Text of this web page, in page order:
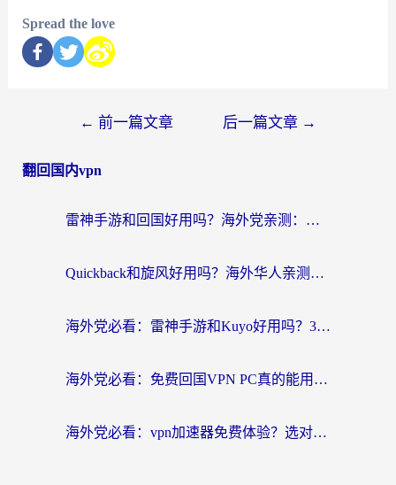
Spread the love
← 前一篇文章 后一篇文章 →
翻回国内vpn
雷神手游和回国好用吗？海外党亲测：选对加速器才能无缝刷剧打游戏
Quickback和旋风好用吗？海外华人亲测：选对回国加速器才能无缝看央视5
海外党必看：雷神手游和Kuyo好用吗？3款回国加速器实测+避坑指南
海外党必看：免费回国VPN PC真的能用？附国内高速VPN选择全攻略
海外党必看：vpn加速器免费体验？选对回国加速器才能无缝刷国内剧玩国服